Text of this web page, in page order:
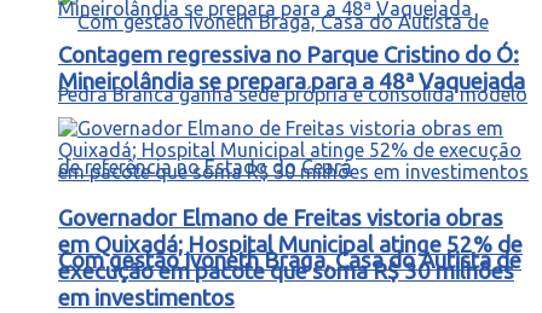
Com gestão Ivoneth Braga, Casa do Autista de
Contagem regressiva no Parque Cristino do Ó:
Mineirolândia se prepara para a 48ª Vaquejada
Governador Elmano de Freitas vistoria obras
em Quixadá; Hospital Municipal atinge 52% de
execução em pacote que soma R$ 30 milhões
em investimentos